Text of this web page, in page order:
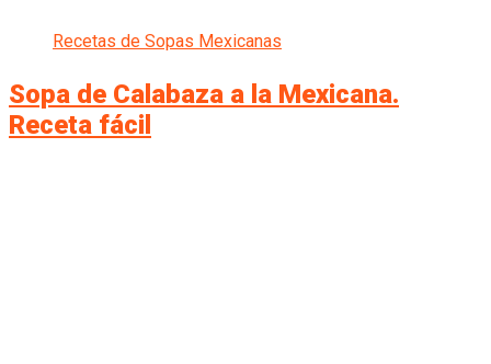
Recetas de Sopas Mexicanas
Sopa de Calabaza a la Mexicana.
Receta fácil